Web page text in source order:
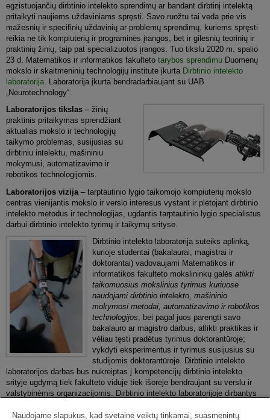
egzistuojančių dirbtinio intelekto sprendimų ar bandant dirbtinį intelektą
pritaikyti naujiems uždaviniams spręsti. Savo ruožtu tai veda prie vis
mažesnių ir specifinių uždavinių ar problemų sprendimų, kuriems spręsti
reikia ne tik kompiuterių ir programinės įrangos, bet ir gilesnių teorinių ir
praktinių žinių, taip pat specializuotos įrangos. Tuo tikslu 2020 m. spalio
23 d. Matematikos ir informatikos fakulteto tarybos sprendimu Duomenų
mokslo ir skaitmeninių technologijų institute įkurta Dirbtinio intelekto
laboratorija . Laboratorija įkurta bendradarbiaujant su UAB
„Neurotechnology“.
Laboratorijos tikslas – žinių
praktinis pritaikymas sprendžiant
aktualias mokslo ir technologijų
taikymo problemas, susijusias su
dirbtiniu intelektu, mašininiu
mokymusi, automatizavimo ir
robotikos technologijomis.
Laboratorijos vizija – tarptautinio lygio taikomojo kompiuterių mokslo
centras vienijantis mokslo ir verslo interesus vystant ir plėtojant dirbtinio
intelekto metodus ir technologijas, ugdantis tarptautinio lygio specialistus
darbui dirbtinio intelekto tyrimų ir taikymų srityse.
Dirbtinio intelekto laboratorija suteiks aplinką,
kurioje studentai (bakalaurai, magistrai ir
doktorantai) vadovaujami Matematikos ir
informatikos fakulteto mokslininkų galės atlikti
taikomuosius mokslinius tyrimus kuriuose
naudojami dirbtinio intelekto, mašininio
mokymosi metodai, automatizavimo ir robotikos
technologijos, bei pagal juos parengti savo
bakalauro ar magistro darbus, atlikti praktikas ir
vėliau tęsti pradėtus tyrimus doktorantūroje;
vykdyti eksperimentus ir tyrimus susijusius su
studijomis doktorantūroje. Dirbtinio intelekto
laboratorijos darbas bus nukreiptas į kompetencijų dirbtinio intelekto
srityje ugdymą tiek fakulteto viduje tiek išorėje bendraujant su verslu ir
valstybinėmis organizacijomis. Dirbtinio intelekto laboratorijoje dirbantys
aktualūs mokslui ir skatintų inovacijas versle.
Naudojame slapukus, kad svetainė veiktų tinkamai, suasmenintų